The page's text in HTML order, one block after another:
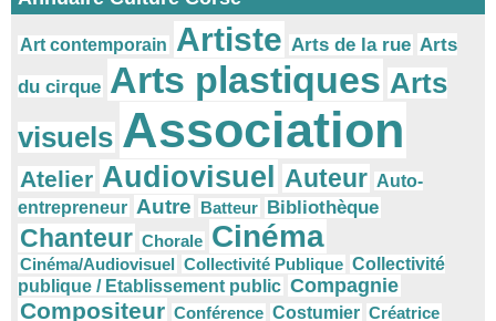
Art contemporain Artiste Arts de la rue Arts
du cirque Arts plastiques Arts
visuels Association
Atelier Audiovisuel Auteur Auto-
entrepreneur Autre Batteur Bibliothèque
Chanteur Chorale Cinéma
Cinéma/Audiovisuel Collectivité Publique Collectivité
publique / Etablissement public Compagnie
Compositeur Conférence Costumier Créatrice